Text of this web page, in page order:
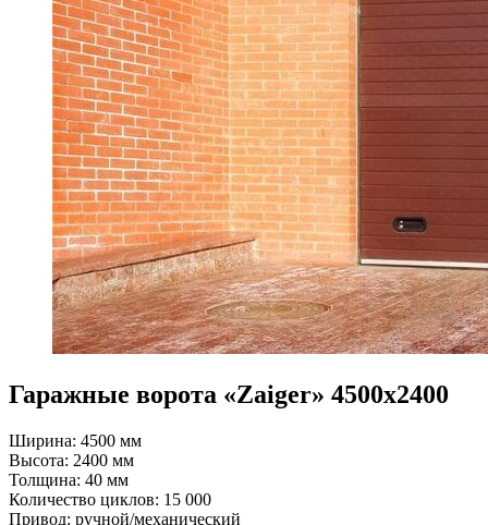
Гаражные ворота «Zaiger» 4500х2400
Ширина: 4500 мм
Высота: 2400 мм
Толщина: 40 мм
Количество циклов: 15 000
Привод: ручной/механический